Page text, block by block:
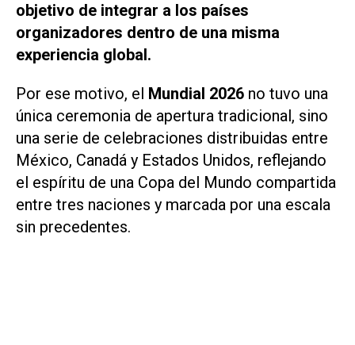
objetivo de integrar a los países
organizadores dentro de una misma
experiencia global.
Por ese motivo, el Mundial 2026 no tuvo una
única ceremonia de apertura tradicional, sino
una serie de celebraciones distribuidas entre
México, Canadá y Estados Unidos, reflejando
el espíritu de una Copa del Mundo compartida
entre tres naciones y marcada por una escala
sin precedentes.